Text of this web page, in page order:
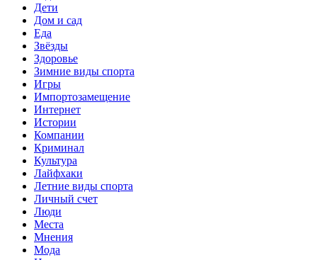
Дети
Дом и сад
Еда
Звёзды
Здоровье
Зимние виды спорта
Игры
Импортозамещение
Интернет
Истории
Компании
Криминал
Культура
Лайфхаки
Летние виды спорта
Личный счет
Люди
Места
Мнения
Мода